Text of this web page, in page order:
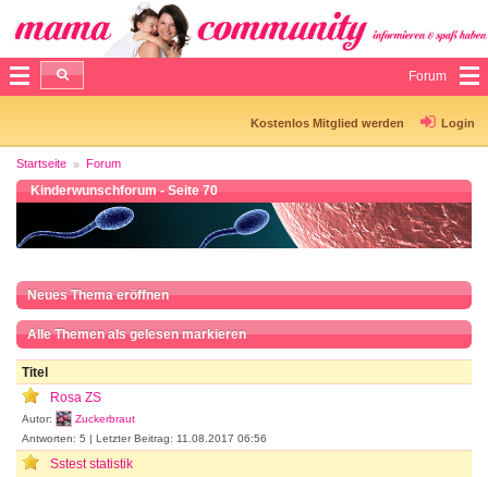
Forum
Kostenlos Mitglied werden Login
Startseite Forum
Kinderwunschforum - Seite 70
Neues Thema eröffnen
Alle Themen als gelesen markieren
Titel
Rosa ZS
Autor:
Zuckerbraut
Antworten: 5 | Letzter Beitrag: 11.08.2017 06:56
Sstest statistik